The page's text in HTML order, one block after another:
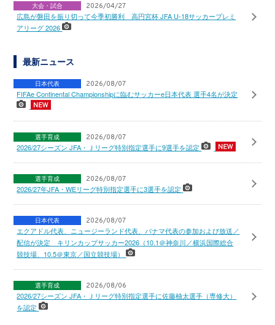
大会・試合 2026/04/27
広島が磐田を振り切って今季初勝利 高円宮杯 JFA U-18サッカープレミ
アリーグ 2026
最新ニュース
日本代表 2026/08/07
FIFAe Continental Championshipに臨むサッカーe日本代表 選手4名が決定
選手育成 2026/08/07
2026/27シーズン JFA・Ｊリーグ特別指定選手に9選手を認定
選手育成 2026/08/07
2026/27年JFA・WEリーグ特別指定選手に3選手を認定
日本代表 2026/08/07
エクアドル代表、ニュージーランド代表、パナマ代表の参加および放送／
配信が決定 キリンカップサッカー2026（10.1＠神奈川／横浜国際総合
競技場、10.5＠東京／国立競技場）
選手育成 2026/08/06
2026/27シーズン JFA・Ｊリーグ特別指定選手に佐藤柚太選手（専修大）
を認定